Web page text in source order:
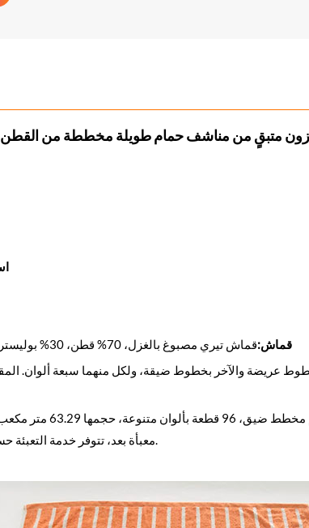
متبقٍ من مناشف حمام طويلة مخططة من القطن
قماش:قماش تيري مصبوغ بالغزل، 70% قطن، 30% بوليستر، 490/500 غرام للقطعة الواحدة
بالة مضغوطة بتصميم
معبأة بعد، تتوفر خدمة التعبئة حسب الطلب بتكلفة إضافية محتملة.